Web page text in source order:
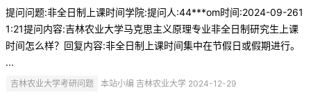
提问问题:非全日制上课时间学院:提问人:44***om时间:2024-09-261
1:21提问内容:吉林农业大学马克思主义原理专业非全日制研究生上课
时间怎么样？回复内容:非全日制上课时间集中在节假日或假期进行。
...
吉林农业大学考研问题 本站小编 吉林农业大学 2024-12-29